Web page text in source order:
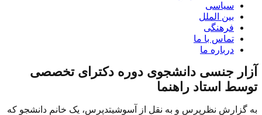
سیاسی
بین الملل
فرهنگی
تماس با ما
درباره ما
آزار جنسی دانشجوی دوره دکترای تخصصی
توسط استاد راهنما
به گزارش نظرپرس و به نقل از آسوشیتدپرس، یک خانم دانشجو که